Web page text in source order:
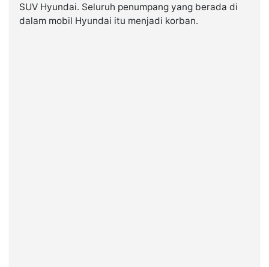
SUV Hyundai. Seluruh penumpang yang berada di
dalam mobil Hyundai itu menjadi korban.